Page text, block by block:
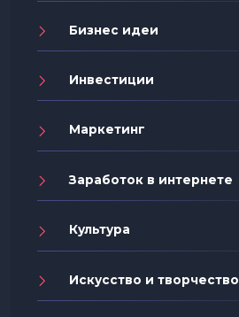
Бизнес идеи
Инвестиции
Маркетинг
Заработок в интернете
Культура
Искусство и творчество